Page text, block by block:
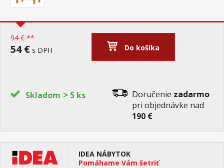
94 € **
54 € s DPH Do košíka
Skladom > 5 ks Doručenie zadarmo
pri objednávke nad
190 €
IDEA NÁBYTOK
Pomáhame Vám šetriť